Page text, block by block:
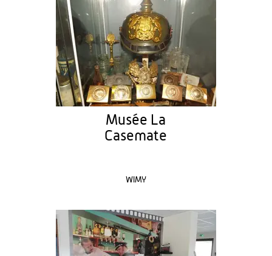
Musée La
Casemate
WIMY